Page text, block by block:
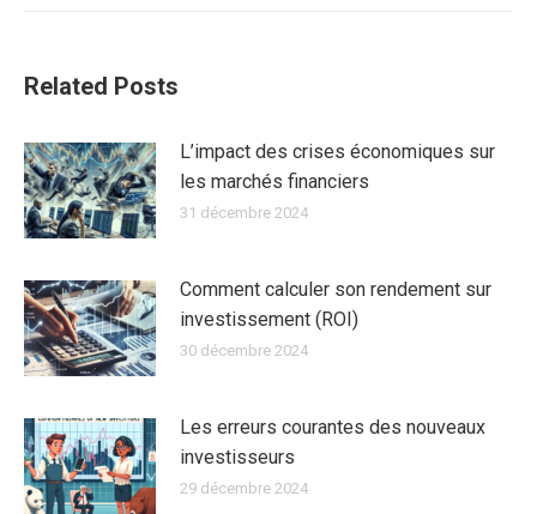
Related Posts
L’impact des crises économiques sur
les marchés financiers
31 décembre 2024
Comment calculer son rendement sur
investissement (ROI)
30 décembre 2024
Les erreurs courantes des nouveaux
investisseurs
29 décembre 2024